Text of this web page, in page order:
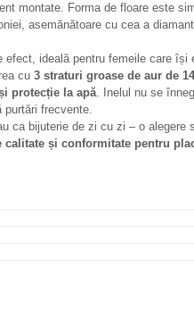
montate. Forma de floare este
asemănătoare cu cea a
efect, ideală pentru femeile care își
cu 3 straturi groase de aur de
protecție la apă. Inelul nu se
purtări frecvente.
ca bijuterie de zi cu zi – o alegere
și conformitate pentru